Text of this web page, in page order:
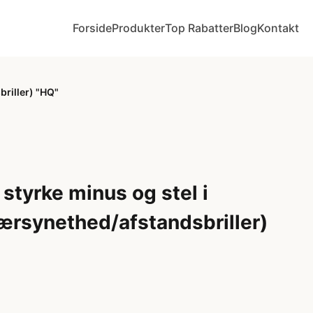
ForsideProdukterTop RabatterBlogKontakt
"HQ"
minus og stel i
afstandsbriller)